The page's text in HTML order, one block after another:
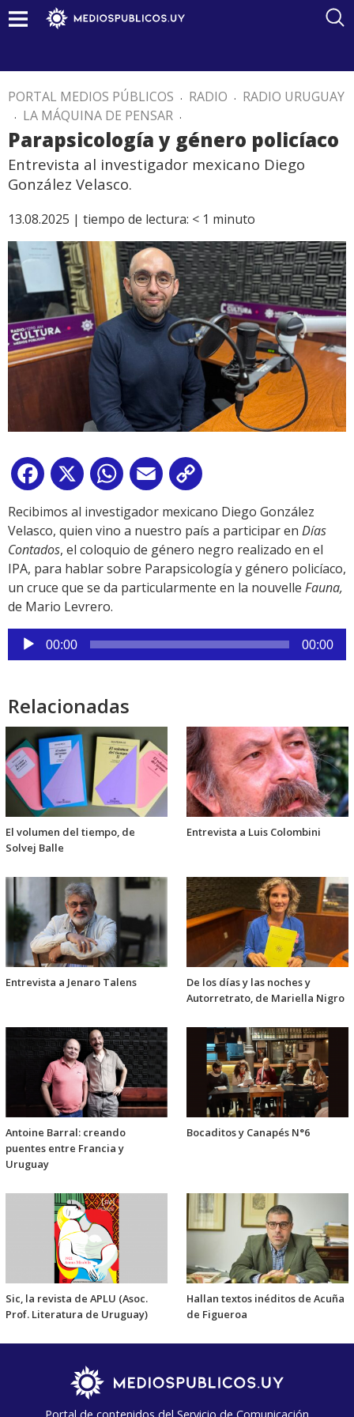
PORTAL MEDIOS PÚBLICOS . RADIO . RADIO URUGUAY
. LA MÁQUINA DE PENSAR .
Parapsicología y género policíaco
Entrevista al investigador mexicano Diego
González Velasco.
13.08.2025 | tiempo de lectura: < 1 minuto
Facebook
X WhatsApp
Email
Link
Recibimos al investigador mexicano Diego González
Velasco, quien vino a nuestro país a participar en Días
Contados, el coloquio de género negro realizado en el
IPA, para hablar sobre Parapsicología y género policíaco,
un cruce que se da particularmente en la nouvelle Fauna,
de Mario Levrero.
Reproductor
de
00:00 00:00
Relacionadas
El volumen del tiempo, de
Solvej Balle
Entrevista a Luis Colombini
Entrevista a Jenaro Talens
De los días y las noches y
Autorretrato, de Mariella Nigro
Antoine Barral: creando
puentes entre Francia y
Uruguay
Bocaditos y Canapés N°6
Sic, la revista de APLU (Asoc.
Prof. Literatura de Uruguay)
Hallan textos inéditos de Acuña
de Figueroa